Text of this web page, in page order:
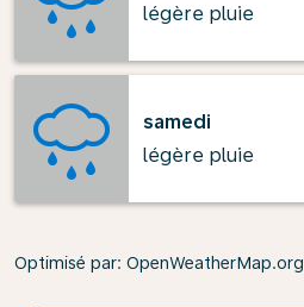
légère pluie
samedi
légère pluie
Optimisé par: OpenWeatherMap.org